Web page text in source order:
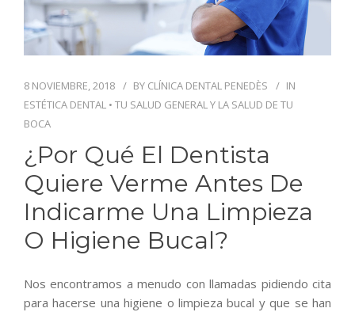
CONTACTO
8 NOVIEMBRE, 2018 BY CLÍNICA DENTAL PENEDÈS
IN
ESTÉTICA DENTAL • TU SALUD GENERAL Y LA SALUD DE TU
BOCA
¿Por Qué El Dentista
Quiere Verme Antes De
Indicarme Una Limpieza
O Higiene Bucal?
Nos encontramos a menudo con llamadas pidiendo cita
para hacerse una higiene o limpieza bucal y que se han